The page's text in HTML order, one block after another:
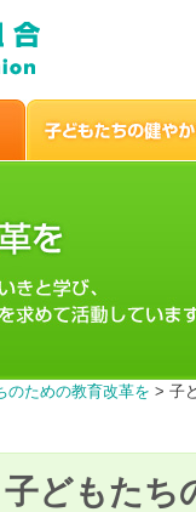
のための教育改革を > 子
子どもたち